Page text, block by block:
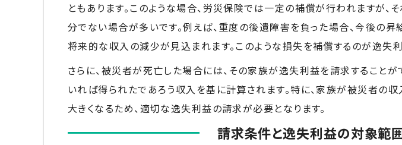
ともあります。このような場合、労災保険では一定の補償が行われますが
分でない場合が多いです。例えば、重度の後遺障害を負った場合、今後の昇
将来的な収入の減少が見込まれます。このような損失を補償するのが逸失利
さらに、被災者が死亡した場合には、その家族が逸失利益を請求することが
いれば得られたであろう収入を基に計算されます。特に、家族が被災者の
大きくなるため、適切な逸失利益の請求が必要となります。
請求条件と逸失利益の対象範